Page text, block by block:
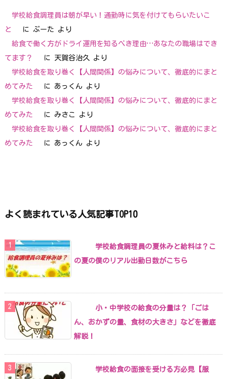
学校給食調理員は朝が早い！通勤時に気を付けてもらいたいこ
と
に ぷーた より
給食で働く方がドライ運用を知るべき理由…あなたの職場はでき
てます？
に 天賀谷治久
より
学校給食を取り巻く【人間関係】の悩みについて、徹底的にまと
めてみた
に あっくん より
学校給食を取り巻く【人間関係】の悩みについて、徹底的にまと
めてみた
に みさこ
より
学校給食を取り巻く【人間関係】の悩みについて、徹底的にまと
めてみた
に あっくん より
よく読まれている人気記事TOP10
学校給食調理員の夏休みと給料は？こ
の夏の僕のリアル出勤日数がこちら
小・中学校の給食の分量は？「ごは
ん、おかずの量、食材の大きさ」などを徹底
解説！
学校給食の面接を受ける方必見【服